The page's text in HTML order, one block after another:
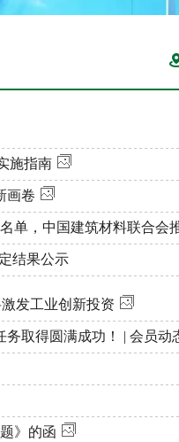
施指南
画卷
单，中国建筑材料联合会
结果公示
发工业创新投资
务取得圆满成功！ | 会员动
》的函